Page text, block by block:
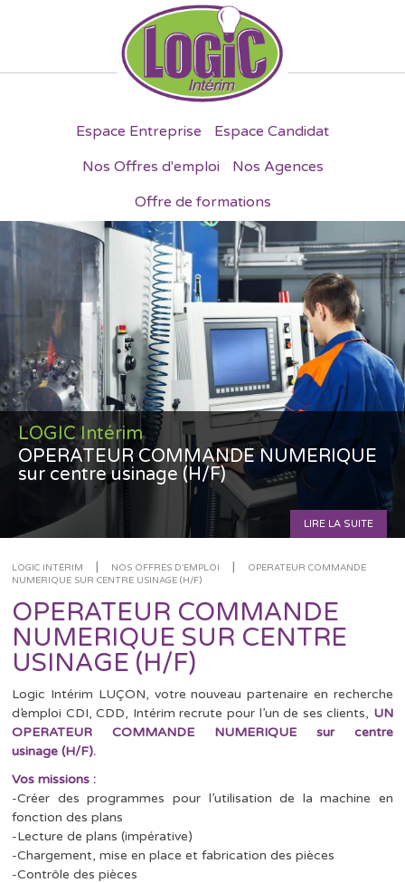
Espace Entreprise
Espace Candidat
Nos Offres d'emploi
Nos Agences
Offre de formations
LOGIC Intérim
OPERATEUR COMMANDE NUMERIQUE
sur centre usinage (H/F)
LIRE LA SUITE
LOGIC INTÉRIM | NOS OFFRES D'EMPLOI |
OPERATEUR COMMANDE
NUMERIQUE SUR CENTRE USINAGE (H/F)
OPERATEUR COMMANDE
NUMERIQUE SUR CENTRE
USINAGE (H/F)
Logic Intérim LUÇON, votre nouveau partenaire en recherche
d’emploi CDI, CDD, Intérim recrute pour l’un de ses clients, UN
OPERATEUR COMMANDE NUMERIQUE sur centre
usinage (H/F).
Vos missions :
-Créer des programmes pour l’utilisation de la machine en
fonction des plans
-Lecture de plans (impérative)
-Chargement, mise en place et fabrication des pièces
-Contrôle des pièces